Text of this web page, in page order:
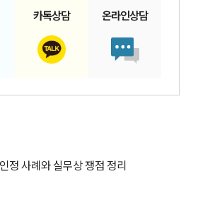
카톡상담 온라인상담
정 사례와 실무상 쟁점 정리